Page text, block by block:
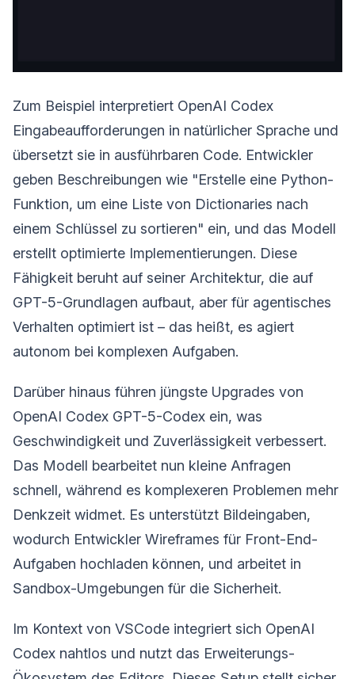
Zum Beispiel interpretiert OpenAI Codex
Eingabeaufforderungen in natürlicher Sprache und
übersetzt sie in ausführbaren Code. Entwickler
geben Beschreibungen wie "Erstelle eine Python-
Funktion, um eine Liste von Dictionaries nach
einem Schlüssel zu sortieren" ein, und das Modell
erstellt optimierte Implementierungen. Diese
Fähigkeit beruht auf seiner Architektur, die auf
GPT-5-Grundlagen aufbaut, aber für agentisches
Verhalten optimiert ist – das heißt, es agiert
autonom bei komplexen Aufgaben.
Darüber hinaus führen jüngste Upgrades von
OpenAI Codex GPT-5-Codex ein, was
Geschwindigkeit und Zuverlässigkeit verbessert.
Das Modell bearbeitet nun kleine Anfragen
schnell, während es komplexeren Problemen mehr
Denkzeit widmet. Es unterstützt Bildeingaben,
wodurch Entwickler Wireframes für Front-End-
Aufgaben hochladen können, und arbeitet in
Sandbox-Umgebungen für die Sicherheit.
Im Kontext von VSCode integriert sich OpenAI
Codex nahtlos und nutzt das Erweiterungs-